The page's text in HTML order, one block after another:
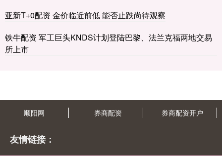
亚新T+0配资 金价临近前低 能否止跌尚待观察
铁牛配资 军工巨头KNDS计划登陆巴黎、法兰克福两地交易
所上市
顺阳网 券商配资 券商配资开户
友情链接：